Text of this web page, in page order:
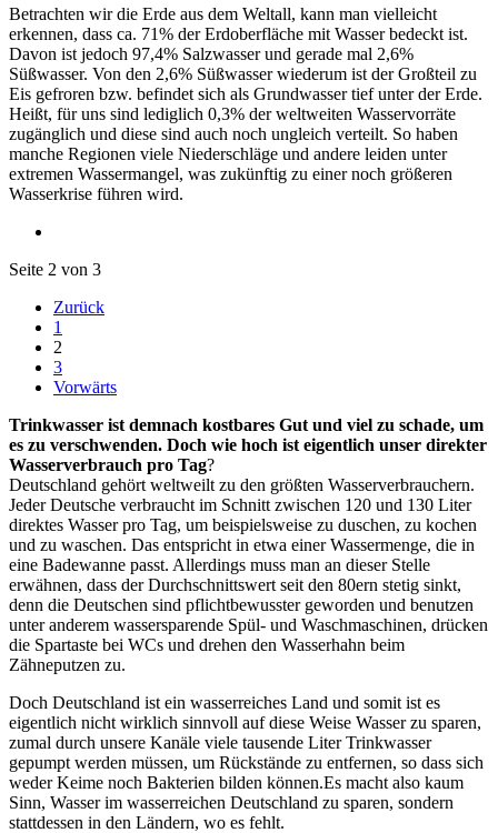
Betrachten wir die Erde aus dem Weltall, kann man vielleicht
erkennen, dass ca. 71% der Erdoberfläche mit Wasser bedeckt ist.
Davon ist jedoch 97,4% Salzwasser und gerade mal 2,6%
Süßwasser. Von den 2,6% Süßwasser wiederum ist der Großteil zu
Eis gefroren bzw. befindet sich als Grundwasser tief unter der Erde.
Heißt, für uns sind lediglich 0,3% der weltweiten Wasservorräte
zugänglich und diese sind auch noch ungleich verteilt. So haben
manche Regionen viele Niederschläge und andere leiden unter
extremen Wassermangel, was zukünftig zu einer noch größeren
Wasserkrise führen wird.
Seite 2 von 3
Zurück
1
2
3
Vorwärts
Trinkwasser ist demnach kostbares Gut und viel zu schade, um
es zu verschwenden. Doch wie hoch ist eigentlich unser direkter
Wasserverbrauch pro Tag?
Deutschland gehört weltweilt zu den größten Wasserverbrauchern.
Jeder Deutsche verbraucht im Schnitt zwischen 120 und 130 Liter
direktes Wasser pro Tag, um beispielsweise zu duschen, zu kochen
und zu waschen. Das entspricht in etwa einer Wassermenge, die in
eine Badewanne passt. Allerdings muss man an dieser Stelle
erwähnen, dass der Durchschnittswert seit den 80ern stetig sinkt,
denn die Deutschen sind pflichtbewusster geworden und benutzen
unter anderem wassersparende Spül- und Waschmaschinen, drücken
die Spartaste bei WCs und drehen den Wasserhahn beim
Zähneputzen zu.
Doch Deutschland ist ein wasserreiches Land und somit ist es
eigentlich nicht wirklich sinnvoll auf diese Weise Wasser zu sparen,
zumal durch unsere Kanäle viele tausende Liter Trinkwasser
gepumpt werden müssen, um Rückstände zu entfernen, so dass sich
weder Keime noch Bakterien bilden können.Es macht also kaum
Sinn, Wasser im wasserreichen Deutschland zu sparen, sondern
stattdessen in den Ländern, wo es fehlt.